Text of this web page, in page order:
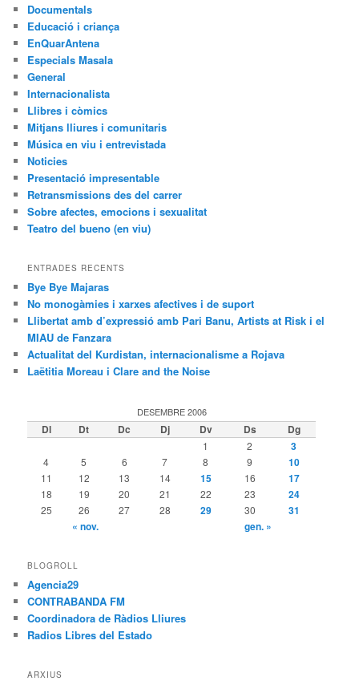
Documentals
Educació i criança
EnQuarAntena
Especials Masala
General
Internacionalista
Llibres i còmics
Mitjans lliures i comunitaris
Música en viu i entrevistada
Noticies
Presentació impresentable
Retransmissions des del carrer
Sobre afectes, emocions i sexualitat
Teatro del bueno (en viu)
ENTRADES RECENTS
Bye Bye Majaras
No monogàmies i xarxes afectives i de suport
Llibertat amb d’expressió amb Pari Banu, Artists at Risk i el
MIAU de Fanzara
Actualitat del Kurdistan, internacionalisme a Rojava
Laëtitia Moreau i Clare and the Noise
DESEMBRE 2006
Dl Dt Dc Dj Dv Ds Dg
1 2 3
4 5 6 7 8 9 10
11 12 13 14 15 16 17
18 19 20 21 22 23 24
25 26 27 28 29 30
31
« nov.
gen. »
BLOGROLL
Agencia29
CONTRABANDA FM
Coordinadora de Ràdios Lliures
Radios Libres del Estado
ARXIUS